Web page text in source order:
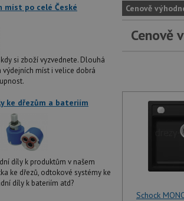
míst po celé České
si zboží vyzvednete. Dlouhá
výdejních míst i velice dobrá
ke dřezům a bateriím
díly k produktům v našem
ke dřezů, odtokové systémy ke
díly k bateriím atd?
Cenově
Cenově
Schock